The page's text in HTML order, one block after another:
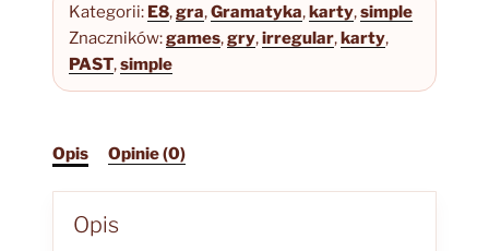
Kategorii: E8,gra,Gramatyka,karty,simple
Znaczników:games,gry,irregular,karty,
PAST,simple
Opis Opinie (0)
Opis